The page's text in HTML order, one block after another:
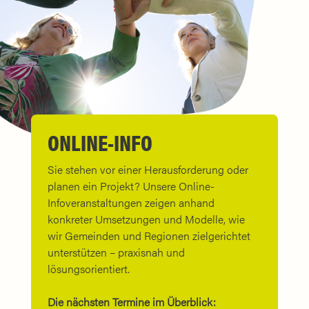
ONLINE-INFO
Sie stehen vor einer Herausforderung oder
planen ein Projekt? Unsere Online-
Infoveranstaltungen zeigen anhand
konkreter Umsetzungen und Modelle, wie
wir Gemeinden und Regionen zielgerichtet
unterstützen – praxisnah und
lösungsorientiert.
Die nächsten Termine im Überblick: